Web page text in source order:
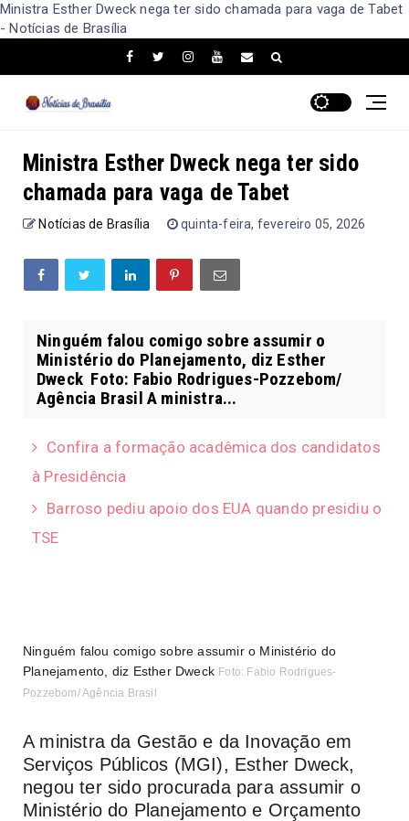
Ministra Esther Dweck nega ter sido chamada para vaga de Tabet
- Notícias de Brasília
Ministra Esther Dweck nega ter sido
chamada para vaga de Tabet
Notícias de Brasília quinta-feira, fevereiro 05, 2026
Ninguém falou comigo sobre assumir o
Ministério do Planejamento, diz Esther
Dweck Foto: Fabio Rodrigues-Pozzebom/
Agência Brasil A ministra...
Confira a formação acadêmica dos candidatos
à Presidência
Barroso pediu apoio dos EUA quando presidiu o
TSE
Ninguém falou comigo sobre assumir o Ministério do
Planejamento, diz Esther Dweck Foto: Fabio Rodrigues-
Pozzebom/ Agência Brasil
A ministra da Gestão e da Inovação em
Serviços Públicos (MGI), Esther Dweck,
negou ter sido procurada para assumir o
Ministério do Planejamento e Orçamento